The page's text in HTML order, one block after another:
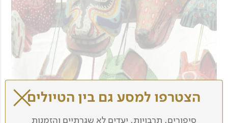
הצטרפו למסע גם בין הטיולים
סיפורים, תרבויות, יעדים לא שגרתיים והזמנות